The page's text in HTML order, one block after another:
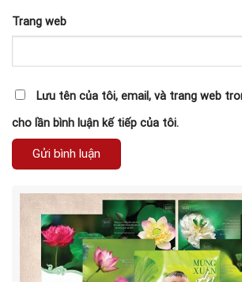
Trang web
Lưu tên của tôi, email, và trang web
cho lần bình luận kế tiếp của tôi.